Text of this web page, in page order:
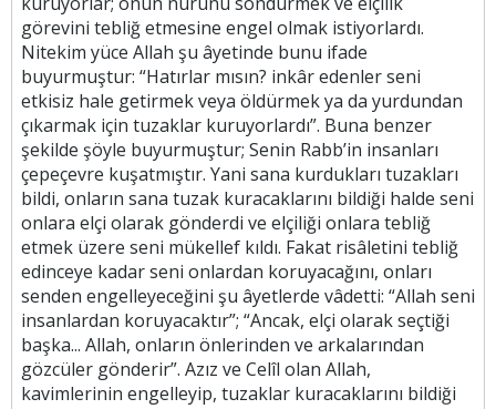
görevini tebliğ etmesine engel olmak istiyorlardı.
Nitekim yüce Allah şu âyetinde bunu ifade
buyurmuştur: “Hatırlar mısın? inkâr edenler seni
etkisiz hale getirmek veya öldürmek ya da yurdundan
çıkarmak için tuzaklar kuruyorlardı”. Buna benzer
şekilde şöyle buyurmuştur; Senin Rabb’in insanları
çepeçevre kuşatmıştır. Yani sana kurdukları tuzakları
bildi, onların sana tuzak kuracaklarını bildiği halde seni
onlara elçi olarak gönderdi ve elçiliği onlara tebliğ
etmek üzere seni mükellef kıldı. Fakat risâletini tebliğ
edinceye kadar seni onlardan koruyacağını, onları
senden engelleyeceğini şu âyetlerde vâdetti: “Allah seni
insanlardan koruyacaktır”; “Ancak, elçi olarak seçtiği
başka... Allah, onların önlerinden ve arkalarından
gözcüler gönderir”. Azız ve Celîl olan Allah,
kavimlerinin engelleyip, tuzaklar kuracaklarını bildiği